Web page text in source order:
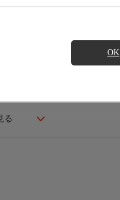
OK
る
の二人、早見優と薬丸裕英が
らり旅へ出かける!かつて水
る下駄作り、上野の歴史ある
をお届けする。アイドル時代
した夏を、風景、香り、音で